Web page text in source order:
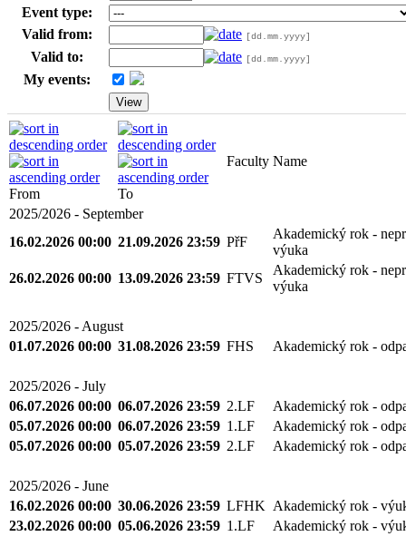
Event type:
Valid from:
[dd.mm.yyyy]
Valid to: [dd.mm.yyyy]
My events:
From To
Faculty Name
2025/2026 - September
16.02.2026 00:00 21.09.2026 23:59 PřF
Akademický rok -
výuka
26.02.2026 00:00 13.09.2026 23:59 FTVS
Akademický rok -
výuka
2025/2026 - August
01.07.2026 00:00 31.08.2026 23:59 FHS Akademický rok -
2025/2026 - July
06.07.2026 00:00 06.07.2026 23:59 2.LF
Akademický rok -
05.07.2026 00:00 06.07.2026 23:59 1.LF
Akademický rok -
05.07.2026 00:00 05.07.2026 23:59 2.LF Akademický rok -
2025/2026 - June
16.02.2026 00:00 30.06.2026 23:59 LFHK Akademický rok -
23.02.2026 00:00 05.06.2026 23:59 1.LF Akademický rok -